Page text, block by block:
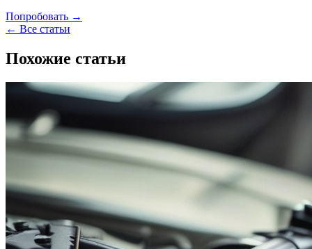
Попробовать →
← Все статьи
Похожие статьи